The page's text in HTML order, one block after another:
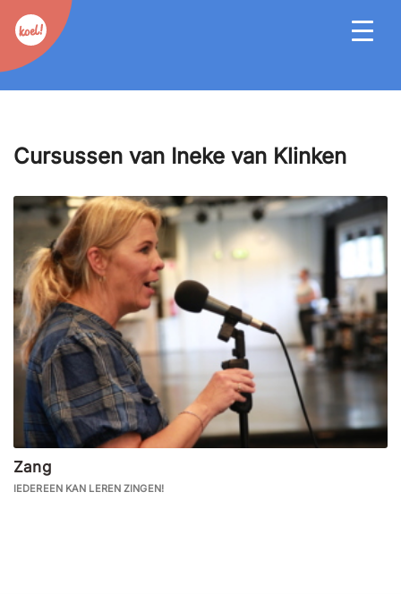
Cursussen van Ineke van Klinken
Zang
IEDEREEN KAN LEREN ZINGEN!